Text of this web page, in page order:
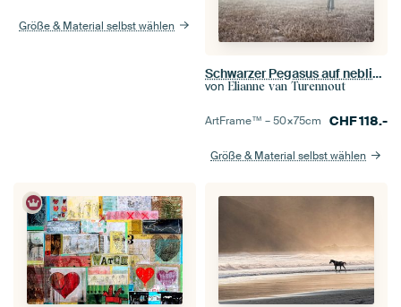
Größe & Material selbst wählen
Schwarzer Pegasus auf nebliger Heide – mystische Fantasy-Kunst
von Elianne van Turennout
ArtFrame™ –50×75cm CHF118.-
Größe & Material selbst wählen